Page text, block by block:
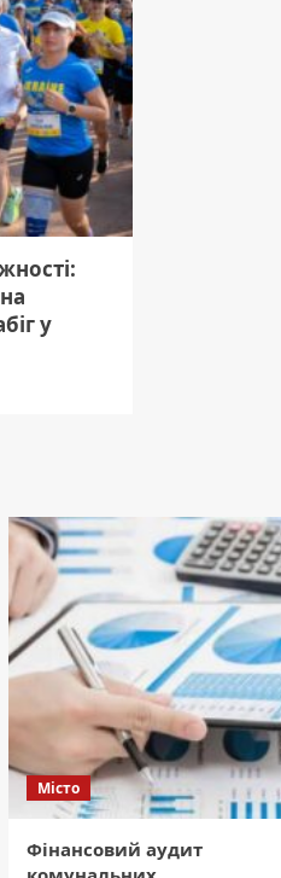
у
Місто
Фінансовий аудит